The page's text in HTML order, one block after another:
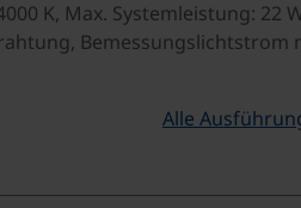
K, Max. Systemleistung: 22
Bemessungslichtstrom
Alle